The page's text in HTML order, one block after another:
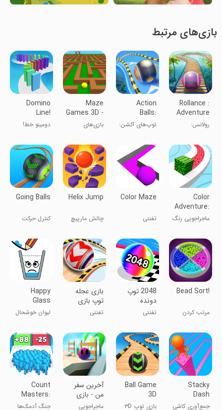
بازی‌های مرتبط
Rollance :
Adventure
Balls
رولانس:
توپ‌ها
Action
Balls:
Gyrosphere
Race
توپ‌های اکشن:
ژیروسفر
Maze
Games 3D -
Fun
Labyrinth
بازی‌های
لابیرنت
سرگرم‌کننده
Domino
Line!
دومینو خط!
Color
Adventure:
Draw the
Path
ماجراجویی رنگ
Color Maze
تفننی
Helix Jump
چالش مارپیچ
Going Balls
کنترل حرکت
Bead Sort!
مرتب کردن
‏‏2048 توپ
دونده
تفننی
بازی عجله
توپ بازی
تفننی
Happy
Glass
لیوان خوشحال
Stacky
Dash
جمع‌آوری کاشی
Ball Game
3D
بازی توپ ۳D
آخرین سفر
من - بازی
توپی
ماجراجویی
Count
Masters:
Stickman
جنگ آدمک‌ها